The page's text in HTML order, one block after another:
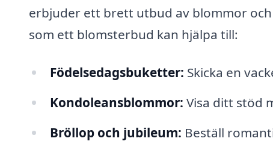
erbjuder ett brett utbud av blommor
som ett blomsterbud kan hjälpa till:
Födelsedagsbuketter: Skicka en
Kondoleansblommor: Visa ditt stöd
Bröllop och jubileum: Beställ